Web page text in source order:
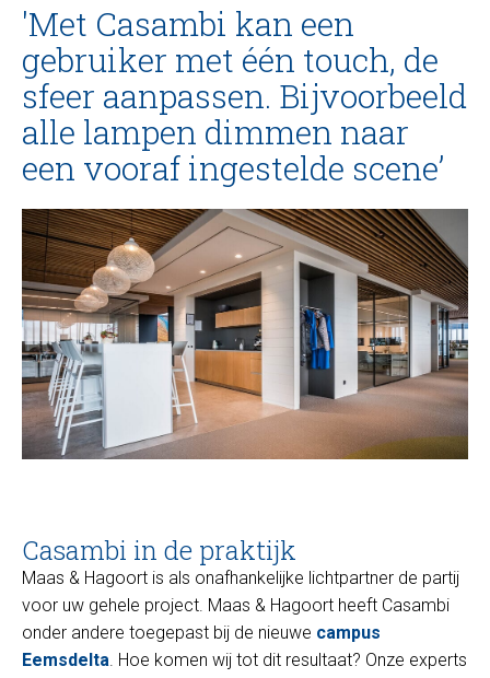
'Met Casambi kan een
gebruiker met één touch, de
sfeer aanpassen. Bijvoorbeeld
alle lampen dimmen naar
een vooraf ingestelde scene’
Casambi in de praktijk
Maas & Hagoort is als onafhankelijke lichtpartner de partij
voor uw gehele project. Maas & Hagoort heeft Casambi
onder andere toegepast bij de nieuwe campus
Eemsdelta. Hoe komen wij tot dit resultaat? Onze experts